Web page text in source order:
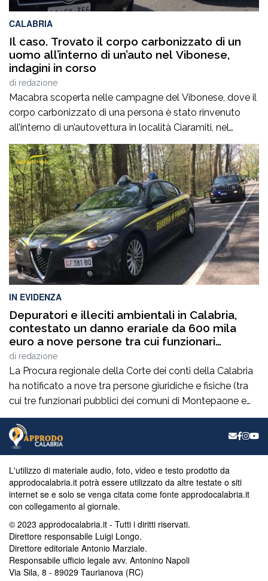
CALABRIA
Il caso. Trovato il corpo carbonizzato di un
uomo all’interno di un’auto nel Vibonese,
indagini in corso
di redazione
Macabra scoperta nelle campagne del Vibonese, dove il
corpo carbonizzato di una persona è stato rinvenuto
all’interno di un’autovettura in località Ciaramiti, nel
territorio comunale di Ricadi. Secondo le prime
informazioni, il cadavere apparterrebbe a un uomo di 81
anni, ma l’identificazione ufficiale è ancora in corso. Il
ritrovamento è avvenuto al termine delle ricerche
avviate dalle forze […]
IN EVIDENZA
Depuratori e illeciti ambientali in Calabria,
contestato un danno erariale da 600 mila
euro a nove persone tra cui funzionari
pubblici
di redazione
La Procura regionale della Corte dei conti della Calabria
ha notificato a nove tra persone giuridiche e fisiche (tra
cui tre funzionari pubblici dei comuni di Montepaone e
San Pietro Apostolo) un invito a dedurre con cui è stato
loro contestato un presunto danno erariale pari a circa
600 mila euro. Le indagini, delegate agli […]
L'utilizzo di materiale audio, foto, video e testo prodotto da
approdocalabria.it potrà essere utilizzato da altre testate o siti
internet se e solo se venga citata come fonte approdocalabria.it
con collegamento al giornale.
© 2023 approdocalabria.it - Tutti i diritti riservati.
Direttore responsabile Luigi Longo.
Direttore editoriale Antonio Marziale.
Responsabile ufficio legale avv. Antonino Napoli
Via Sila, 8 - 89029 Taurianova (RC)